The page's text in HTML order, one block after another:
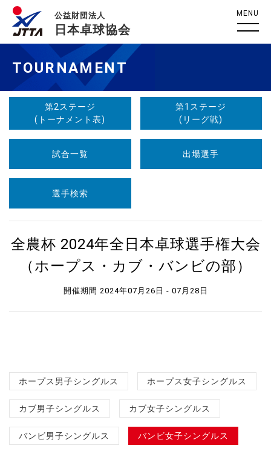
公益財団法人
日本卓球協会
MENU
TOURNAMENT
第2ステージ
(トーナメント表)
第1ステージ
(リーグ戦)
試合一覧 出場選手
選手検索
全農杯 2024年全日本卓球選手権大会
（ホープス・カブ・バンビの部）
開催期間 2024年07月26日 - 07月28日
ホープス男子シングルス ホープス女子シングルス
カブ男子シングルス カブ女子シングルス
バンビ男子シングルス バンビ女子シングルス